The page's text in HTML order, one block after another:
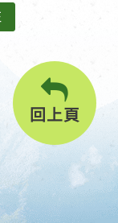
回上頁